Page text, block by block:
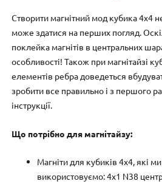
Створити магнітний мод кубика 4х4
може здатися на перших погляд.
поклейка магнітів в центральних
особливості! Також при магнітайзі
елементів ребра доведеться
зробити все правильно і з першого
інструкції.
Що потрібно для магнітайзу:
Магніти для кубиків 4х4, які
використовуємо: 4х1 N38